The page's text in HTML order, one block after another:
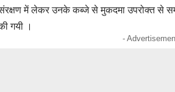
संरक्षण में लेकर उनके कब्जे से मुकदमा उपरोक्त से
गयी ।
-